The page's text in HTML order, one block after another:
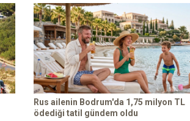
Rus ailenin Bodrum'da 1,75 milyon TL
ödediği tatil gündem oldu